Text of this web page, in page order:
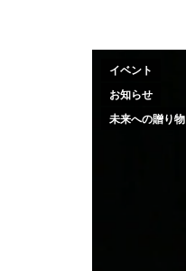
イベント
お知らせ
未来への贈り物